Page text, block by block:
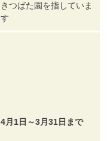
きつばた園を指していま
す
4月1日～3月31日まで